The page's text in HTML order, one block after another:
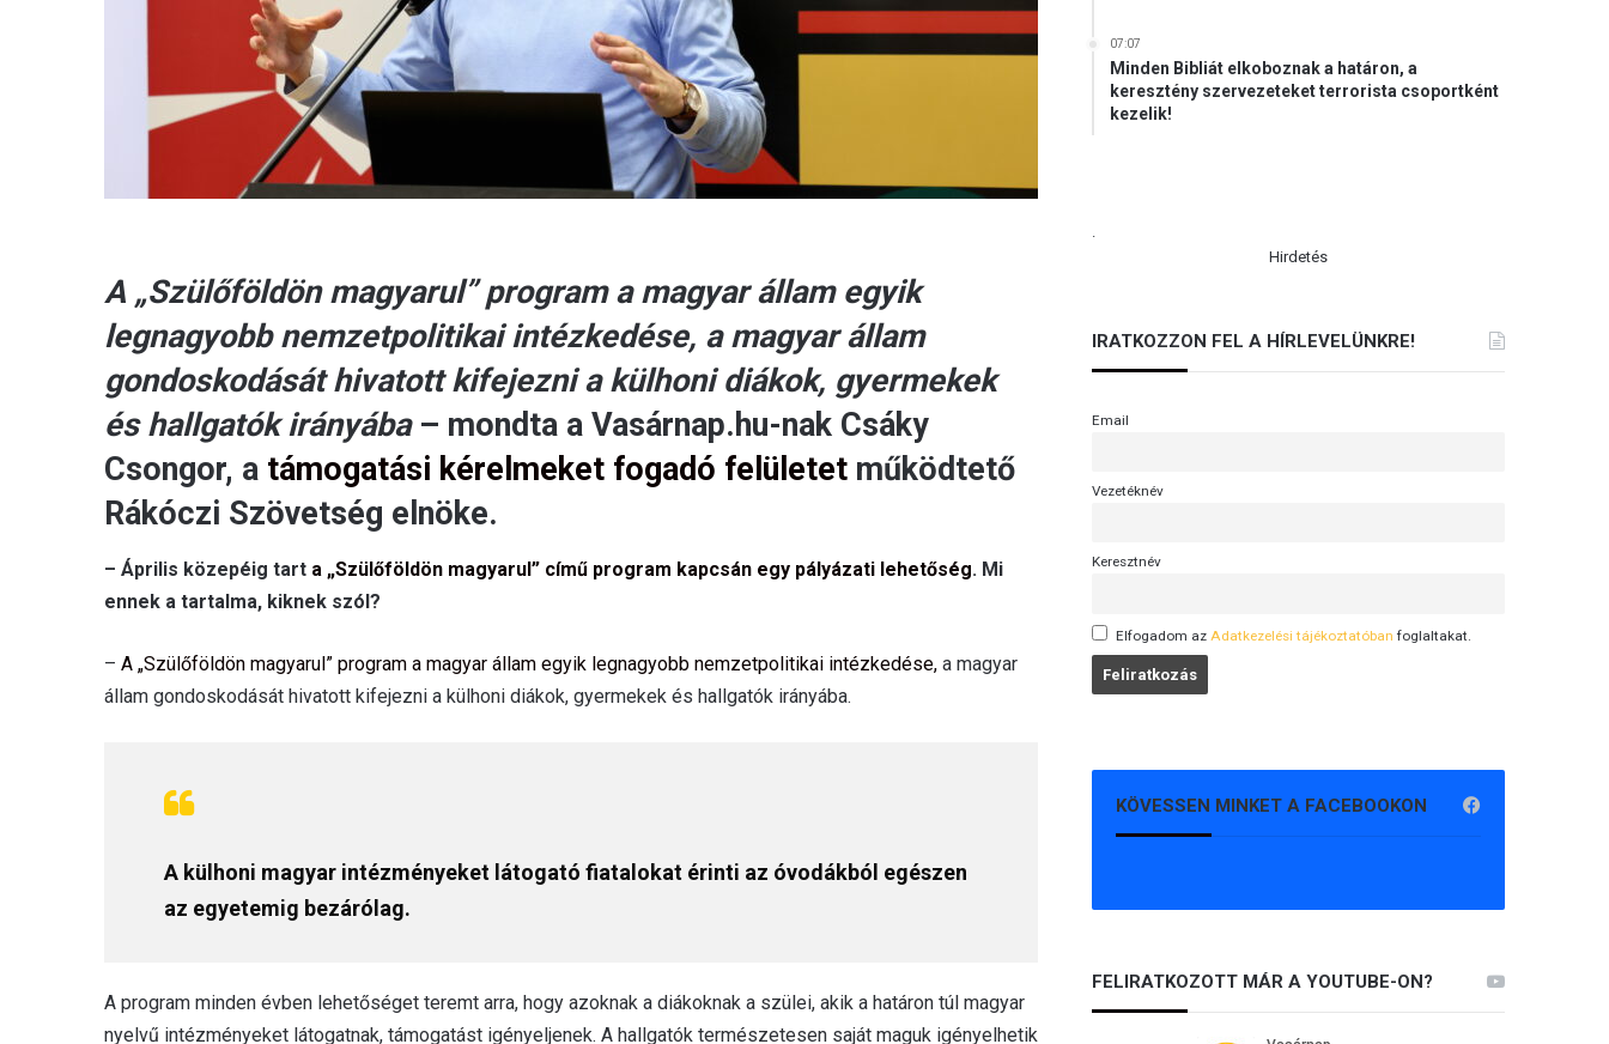
A „Szülőföldön magyarul” program a magyar állam egyik
legnagyobb nemzetpolitikai intézkedése, a magyar állam
gondoskodását hivatott kifejezni a külhoni diákok, gyermekek
és hallgatók irányába– mondta a Vasárnap.hu-nak Csáky
Csongor, a támogatási kérelmeket fogadó felületet működtető
Rákóczi Szövetség elnöke.
– Április közepéig tart a „Szülőföldön magyarul” című program kapcsán egy pályázati lehetőség. Mi
ennek a tartalma, kiknek szól?
– A „Szülőföldön magyarul” program a magyar állam egyik legnagyobb nemzetpolitikai intézkedése, a magyar
állam gondoskodását hivatott kifejezni a külhoni diákok, gyermekek és hallgatók irányába.
A külhoni magyar intézményeket látogató fiatalokat érinti az óvodákból egészen
az egyetemig bezárólag.
A program minden évben lehetőséget teremt arra, hogy azoknak a diákoknak a szülei, akik a határon túl magyar
nyelvű intézményeket látogatnak, támogatást igényeljenek. A hallgatók természetesen saját maguk igényelhetik
07:07
Minden Bibliát elkoboznak a határon, a
keresztény szervezeteket terrorista csoportként
kezelik!
.
Hirdetés
IRATKOZZON FEL A HÍRLEVELÜNKRE!
Email
Vezetéknév
Keresztnév
Elfogadom az Adatkezelési tájékoztatóban foglaltakat.
KÖVESSEN MINKET A FACEBOOKON
FELIRATKOZOTT MÁR A YOUTUBE-ON?